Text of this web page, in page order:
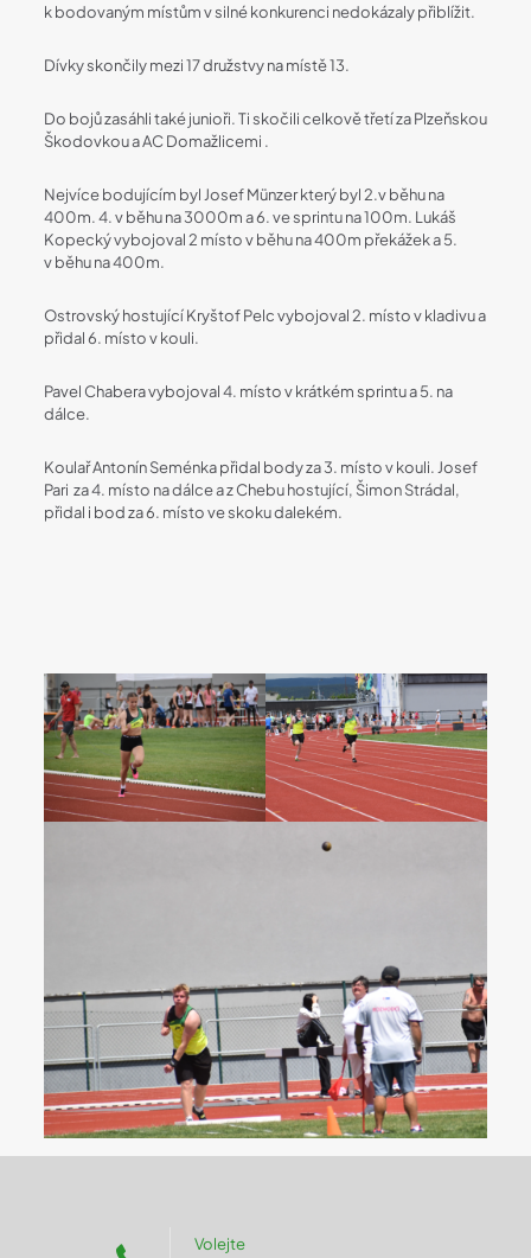
k bodovaným místům v silné konkurenci nedokázaly přiblížit.
Dívky skončily mezi 17 družstvy na místě 13.
Do bojů zasáhli také junioři. Ti skočili celkově třetí za Plzeňskou
Škodovkou a AC Domažlicemi .
Nejvíce bodujícím byl Josef Münzer který byl 2.v běhu na
400m. 4. v běhu na 3000m a 6. ve sprintu na 100m. Lukáš
Kopecký vybojoval 2 místo v běhu na 400m překážek a 5.
v běhu na 400m.
Ostrovský hostující Kryštof Pelc vybojoval 2. místo v kladivu a
přidal 6. místo v kouli.
Pavel Chabera vybojoval 4. místo v krátkém sprintu a 5. na
dálce.
Koulař Antonín Seménka přidal body za 3. místo v kouli. Josef
Pari za 4. místo na dálce a z Chebu hostující, Šimon Strádal,
přidal i bod za 6. místo ve skoku dalekém.
Volejte